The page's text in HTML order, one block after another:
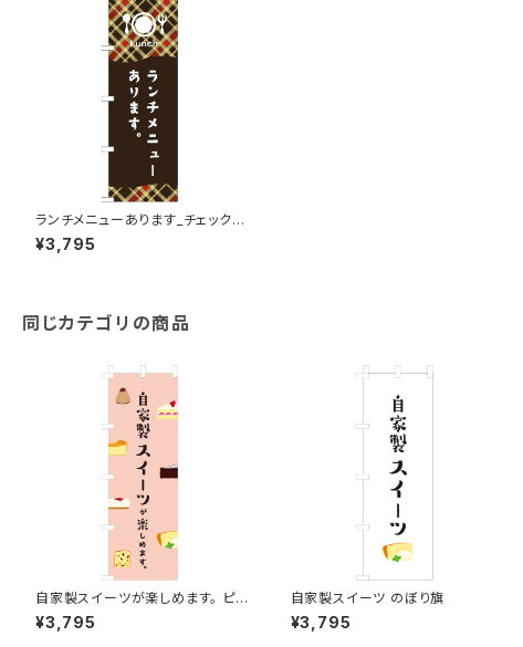
ランチメニューあります_チェック_
茶 のぼり旗
¥3,795
同じカテゴリの商品
自家製スイーツが楽しめます。 ピン
ク のぼり旗
¥3,795
自家製スイーツ のぼり旗
¥3,795